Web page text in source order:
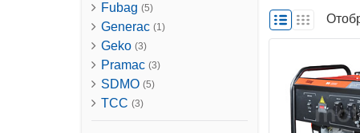
Fubag (5)
Generac (1)
Geko (3)
Pramac (3)
SDMO (5)
ТСС (3)